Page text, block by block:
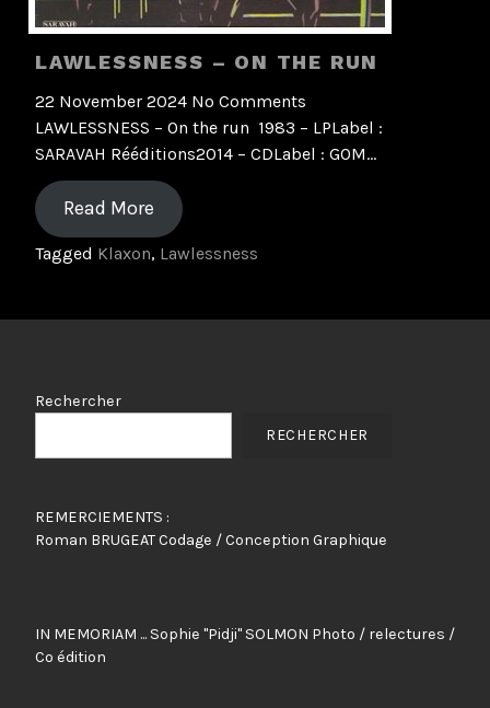
LAWLESSNESS – ON THE RUN
22 November 2024 No Comments
LAWLESSNESS – On the run 1983 – LPLabel :
SARAVAH Rééditions2014 – CDLabel : GOM…
Read More
Tagged Klaxon, Lawlessness
Rechercher
RECHERCHER
REMERCIEMENTS :
Roman BRUGEAT Codage / Conception Graphique
IN MEMORIAM ... Sophie "Pidji" SOLMON Photo / relectures /
Co édition